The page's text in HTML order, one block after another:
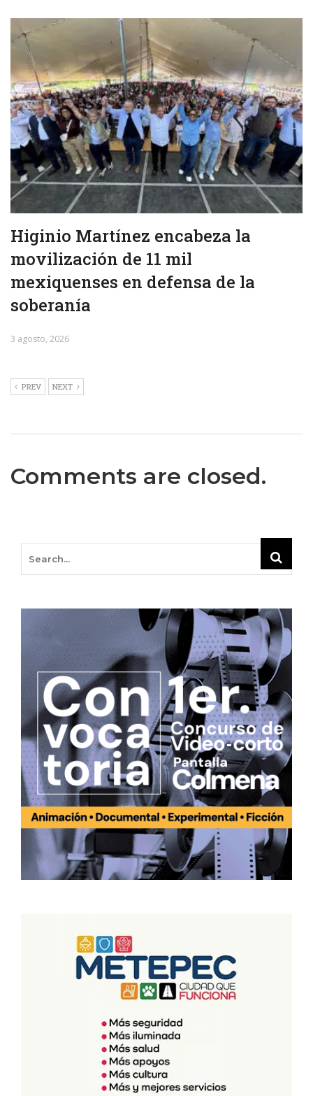
Higinio Martínez encabeza la
movilización de 11 mil
mexiquenses en defensa de la
soberanía
3 agosto, 2026
PREV NEXT
Comments are closed.